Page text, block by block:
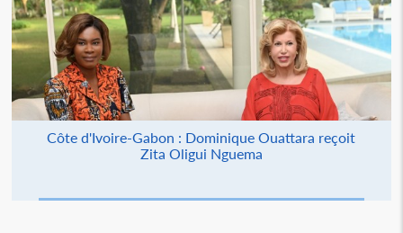
Côte d'Ivoire-Gabon : Dominique Ouattara reçoit
Zita Oligui Nguema